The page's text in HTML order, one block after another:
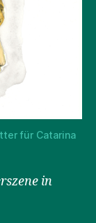
für Catarina
in